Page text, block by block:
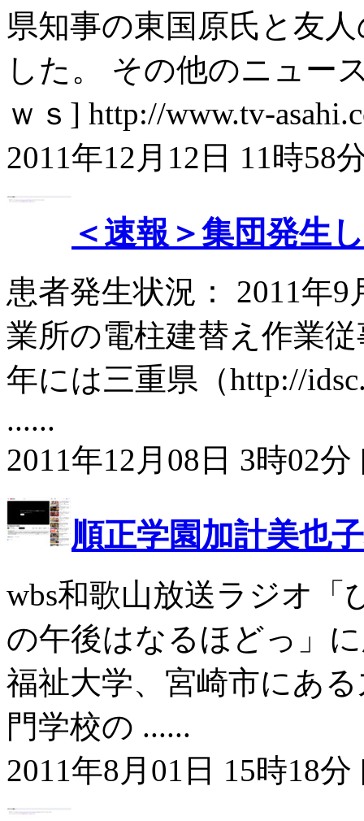
県知事の東国原氏と友
した。 その他のニュー
ｗｓ] http://www.tv-
2011年12月12日 11時58
＜速報＞集団発生
患者発生状況： 2011年
業所の電柱建替え作業
年には三重県（http://
......
2011年12月08日 3時02分
順正学園加計美也
wbs和歌山放送ラジオ「
の午後はなるほどっ」
福祉大学、宮崎市にあ
門学校の ......
2011年8月01日 15時18分